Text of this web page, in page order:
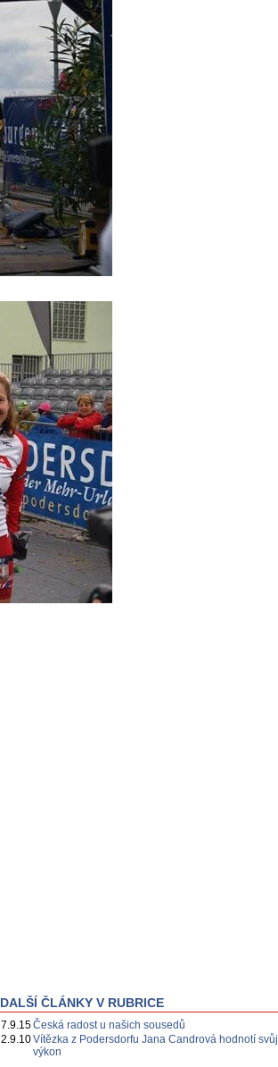
DALŠÍ ČLÁNKY V RUBRICE
7.9.15Česká radost u našich sousedů
2.9.10Vítězka z Podersdorfu Jana Candrová hodnotí svůj
výkon